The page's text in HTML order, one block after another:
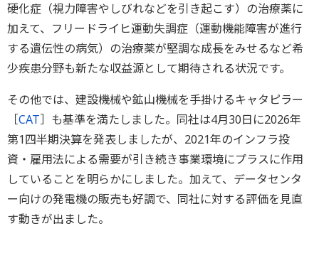
硬化症（視力障害やしびれなどを引き起こす）の治療薬に
加えて、フリードライヒ運動失調症（運動機能障害が進行
する遺伝性の病気）の治療薬が堅調な成長をみせるなど希
少疾患分野も新たな収益源として期待される状況です。
その他では、建設機械や鉱山機械を手掛けるキャタピラー
［CAT］も基準を満たしました。同社は4月30日に2026年
第1四半期決算を発表しましたが、2021年のインフラ投
資・雇用法による需要が引き続き事業環境にプラスに作用
していることを明らかにしました。加えて、データセンタ
ー向けの発電機の販売も好調で、同社に対する評価を見直
す動きが出ました。